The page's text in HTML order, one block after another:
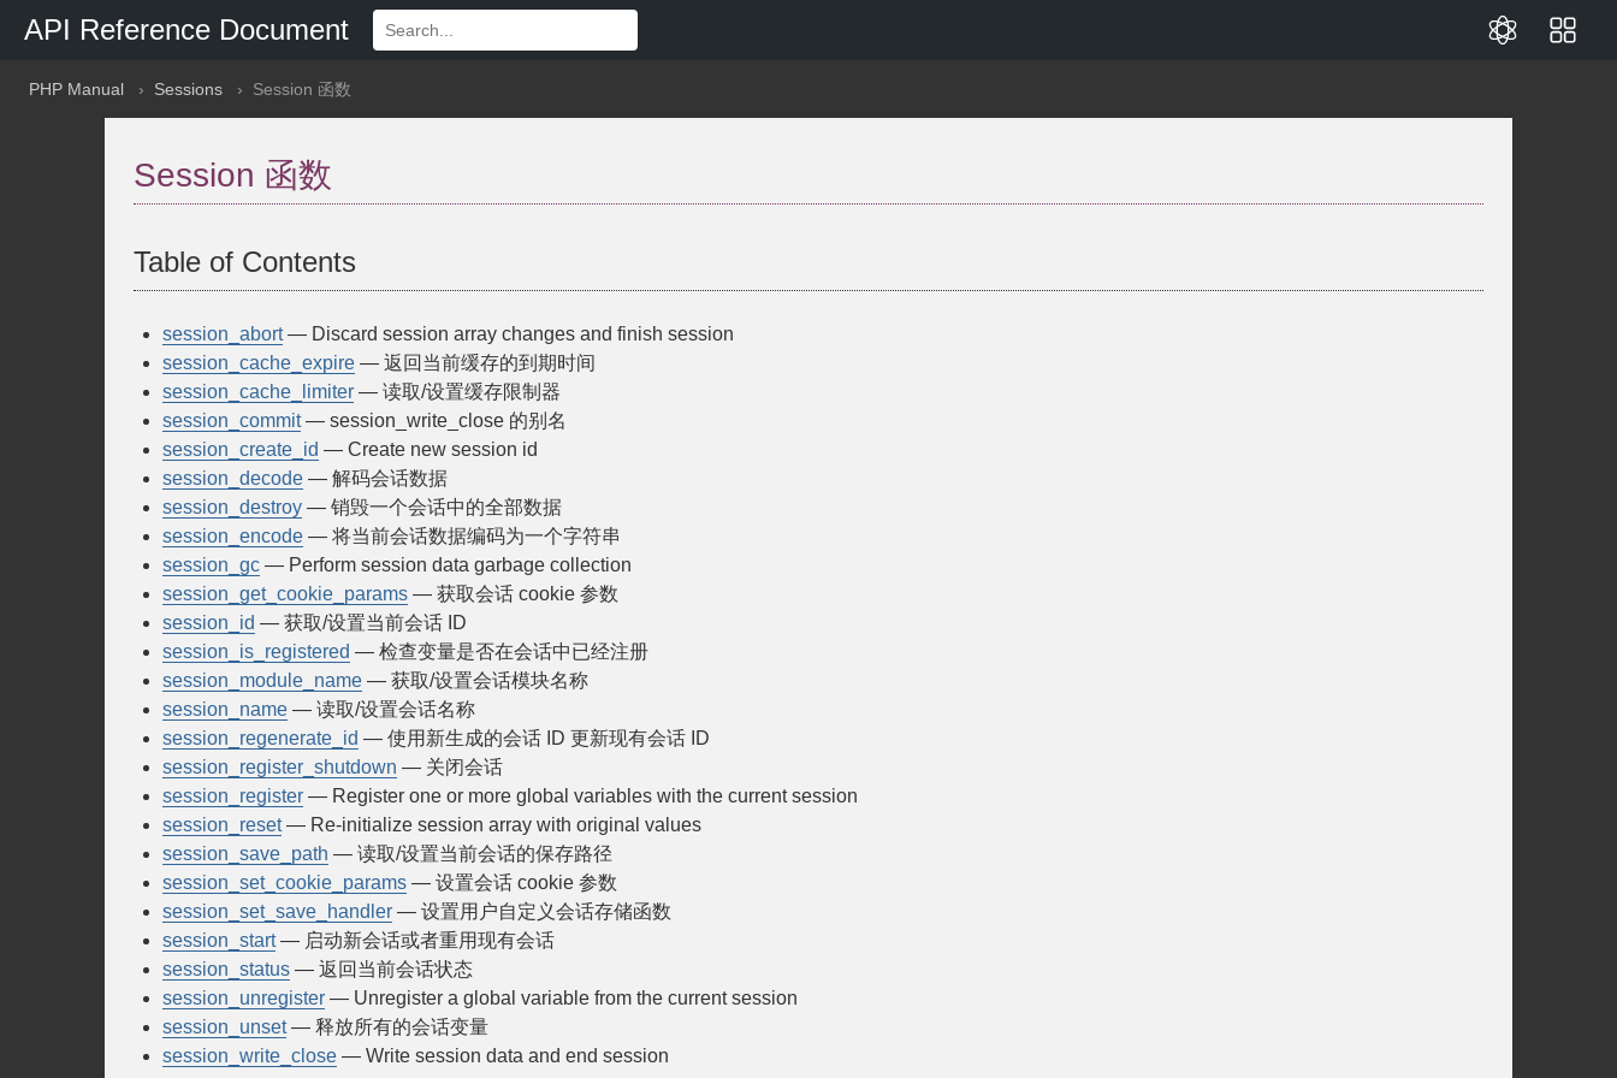
API Reference Document
PHP Manual Sessions Session 函数
Session 函数
Table of Contents
session_abort— Discard session array changes and finish session
session_cache_expire — 返回当前缓存的到期时间
session_cache_limiter — 读取/设置缓存限制器
session_commit— session_write_close 的别名
session_create_id — Create new session id
session_decode — 解码会话数据
session_destroy — 销毁一个会话中的全部数据
session_encode — 将当前会话数据编码为一个字符串
session_gc — Perform session data garbage collection
session_get_cookie_params — 获取会话 cookie 参数
session_id — 获取/设置当前会话 ID
session_is_registered — 检查变量是否在会话中已经注册
session_module_name — 获取/设置会话模块名称
session_name — 读取/设置会话名称
session_regenerate_id — 使用新生成的会话 ID 更新现有会话 ID
session_register_shutdown — 关闭会话
session_register — Register one or more global variables with the current session
session_reset— Re-initialize session array with original values
session_save_path — 读取/设置当前会话的保存路径
session_set_cookie_params — 设置会话 cookie 参数
session_set_save_handler — 设置用户自定义会话存储函数
session_start— 启动新会话或者重用现有会话
session_status — 返回当前会话状态
session_unregister — Unregister a global variable from the current session
session_unset— 释放所有的会话变量
session_write_close — Write session data and end session